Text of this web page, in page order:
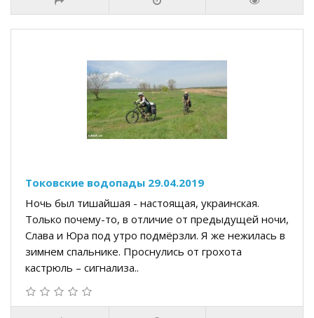
Токовские водопады 29.04.2019
Ночь был тишайшая - настоящая, украинская.
Только почему-то, в отличие от предыдущей ночи,
Слава и Юра под утро подмёрзли. Я же нежилась в
зимнем спальнике. Проснулись от грохота
кастрюль – сигнализа..